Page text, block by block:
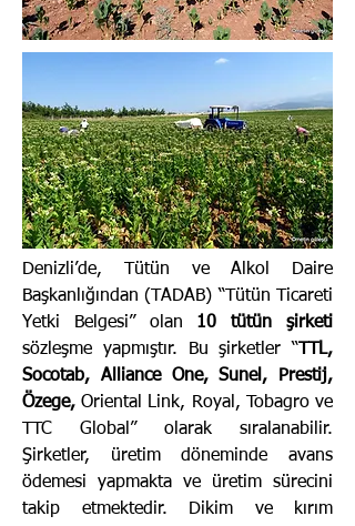
Denizli’de, Tütün ve Alkol Daire
Başkanlığından (TADAB) “Tütün Ticareti
Yetki Belgesi” olan 10 tütün şirketi
sözleşme yapmıştır. Bu şirketler “ TTL,
Socotab, Alliance One, Sunel, Prestij,
Özege, Oriental Link, Royal, Tobagro ve
TTC Global” olarak sıralanabilir.
Şirketler, üretim döneminde avans
ödemesi yapmakta ve üretim sürecini
takip etmektedir. Dikim ve kırım